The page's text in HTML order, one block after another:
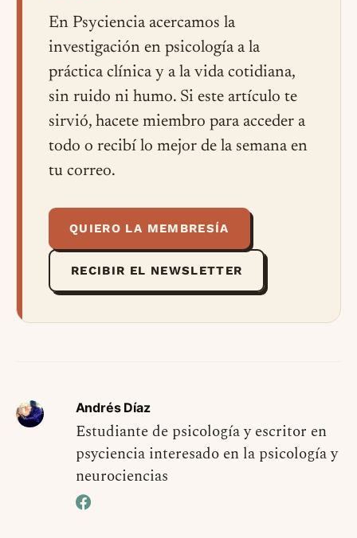
En Psyciencia acercamos la
investigación en psicología a la
práctica clínica y a la vida cotidiana,
sin ruido ni humo. Si este artículo te
sirvió, hacete miembro para acceder a
todo o recibí lo mejor de la semana en
tu correo.
QUIERO LA MEMBRESÍA
RECIBIR EL NEWSLETTER
Andrés Díaz
Estudiante de psicología y escritor en
psyciencia interesado en la psicología y
neurociencias